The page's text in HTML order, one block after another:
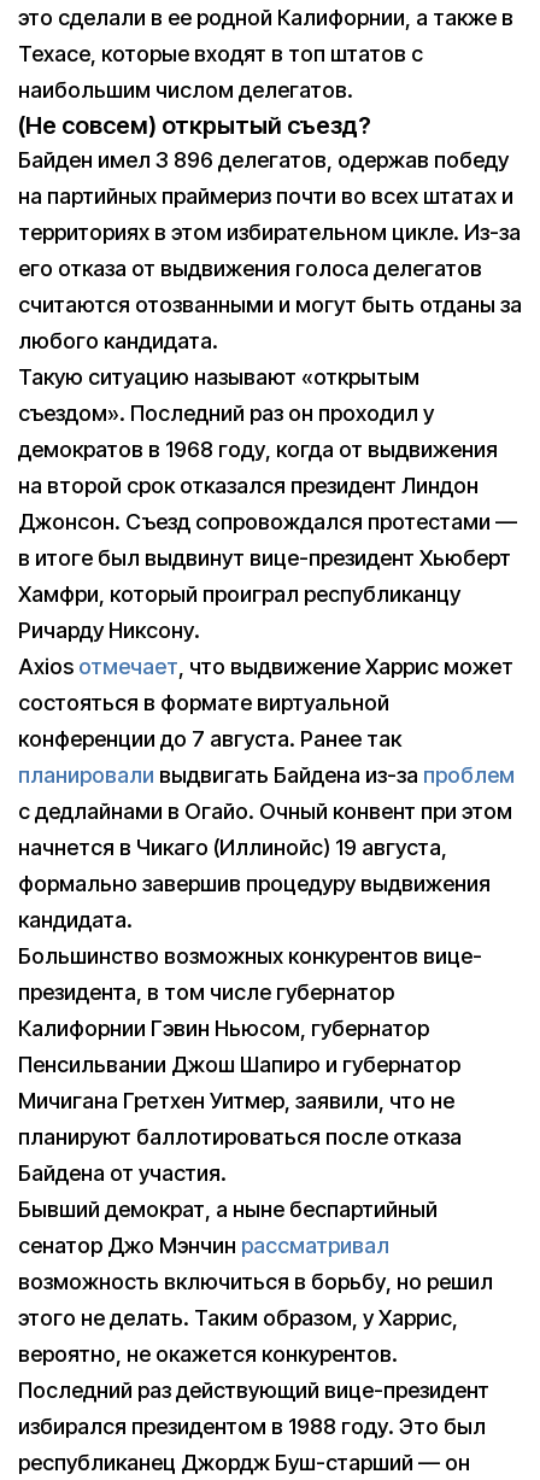
это сделали в ее родной Калифорнии, а также в
Техасе, которые входят в топ штатов с
наибольшим числом делегатов.
(Не совсем) открытый съезд?
Байден имел 3 896 делегатов, одержав победу
на партийных праймериз почти во всех штатах и
территориях в этом избирательном цикле. Из-за
его отказа от выдвижения голоса делегатов
считаются отозванными и могут быть отданы за
любого кандидата.
Такую ситуацию называют «открытым
съездом». Последний раз он проходил у
демократов в 1968 году, когда от выдвижения
на второй срок отказался президент Линдон
Джонсон. Съезд сопровождался протестами —
в итоге был выдвинут вице-президент Хьюберт
Хамфри, который проиграл республиканцу
Ричарду Никсону.
Axios отмечает, что выдвижение Харрис может
состояться в формате виртуальной
конференции до 7 августа. Ранее так
планировали выдвигать Байдена из-за проблем
с дедлайнами в Огайо. Очный конвент при этом
начнется в Чикаго (Иллинойс) 19 августа,
формально завершив процедуру выдвижения
кандидата.
Большинство возможных конкурентов вице-
президента, в том числе губернатор
Калифорнии Гэвин Ньюсом, губернатор
Пенсильвании Джош Шапиро и губернатор
Мичигана Гретхен Уитмер, заявили, что не
планируют баллотироваться после отказа
Байдена от участия.
Бывший демократ, а ныне беспартийный
сенатор Джо Мэнчин рассматривал
возможность включиться в борьбу, но решил
этого не делать. Таким образом, у Харрис,
вероятно, не окажется конкурентов.
Последний раз действующий вице-президент
избирался президентом в 1988 году. Это был
республиканец Джордж Буш-старший — он